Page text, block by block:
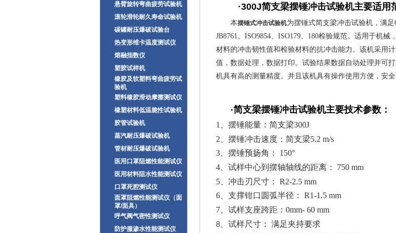
悬臂旋转弯曲疲劳试验机
滚轮滑轮耐久寿命试验机
碳罐耐压爆破试验台
热变形维卡温度测试仪
熔融指数仪
塑胶试样机
橡胶及软塑料弯曲疲劳试
验机
塑料橡胶滑动摩擦测试仪
橡塑材料低温脆性试验机
胶管试验机
蒸汽耐压爆破试验机
管材耐压爆破试验机
医用口罩阻燃性能测试仪
医用材料阻水性能测试仪
口罩死腔测试仪
面罩阻燃性能测试仪（面
罩/面具）
呼气阀气密性测试仪
防护服渗水性能测试仪
·300J简支梁摆锤冲击试验机主要适用
本摆锤式冲击试验机为摆锤式简支梁冲击试验机，满足
JB8761
ISO9854 ISO179 180检验规范。适用于机械
材料的冲击韧性值和检验材料的抗冲击能力。该机采用
值，数据处理，数据打印。试验结果数据自动处理并可
机具有高的测量精度。并且该机具有操作使用方便，安全
·简支梁摆锤冲击试验机主要技术参数：
1、摆锤能量： 简支梁300J
2、摆锤冲击速度： 简支梁5.2 m/s
3、摆锤预扬角： 150°
4、试样中心到摆轴轴线的距离： 750 mm
5、冲击刃尺寸： R2-2.5 mm
6、支撑钳口圆弧半径： R1-1.5 mm
7、试样支座跨距：0mm- 60 mm
8、试样尺寸： 满足夹持要求